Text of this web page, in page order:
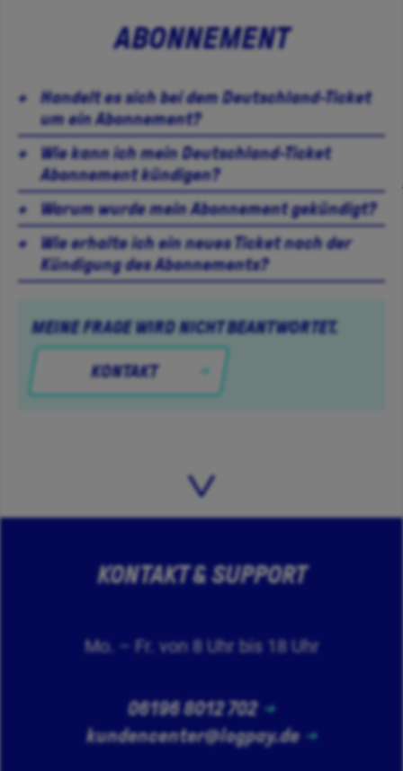
ABONNEMENT
Handelt es sich bei dem Deutschland-Ticket
um ein Abonnement?
Wie kann ich mein Deutschland-Ticket
Abonnement kündigen?
Warum wurde mein Abonnement gekündigt?
Wie erhalte ich ein neues Ticket nach der
Kündigung des Abonnements?
MEINE FRAGE WIRD NICHT BEANTWORTET.
KONTAKT
KONTAKT & SUPPORT
Mo. – Fr. von 8 Uhr bis 18 Uhr
06196 8012 702
kundencenter@logpay.de